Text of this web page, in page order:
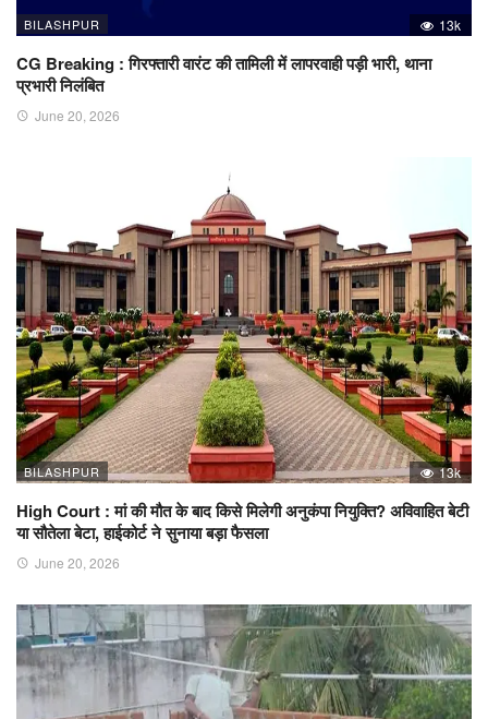
BILASHPUR 13k
CG Breaking : गिरफ्तारी वारंट की तामिली में लापरवाही पड़ी भारी, थाना
प्रभारी निलंबित
June 20, 2026
BILASHPUR 13k
High Court : मां की मौत के बाद किसे मिलेगी अनुकंपा नियुक्ति? अविवाहित बेटी
या सौतेला बेटा, हाईकोर्ट ने सुनाया बड़ा फैसला
June 20, 2026